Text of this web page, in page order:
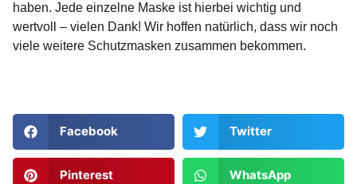
haben. Jede einzelne Maske ist hierbei wichtig und
wertvoll – vielen Dank! Wir hoffen natürlich, dass wir noch
viele weitere Schutzmasken zusammen bekommen.
Facebook Twitter
Pinterest WhatsApp